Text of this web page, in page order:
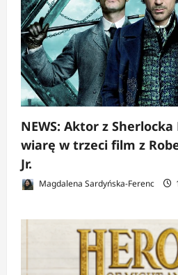
NEWS: Aktor z
wiarę w trzeci film z
Jr.
Magdalena Sardyńska-Ferenc